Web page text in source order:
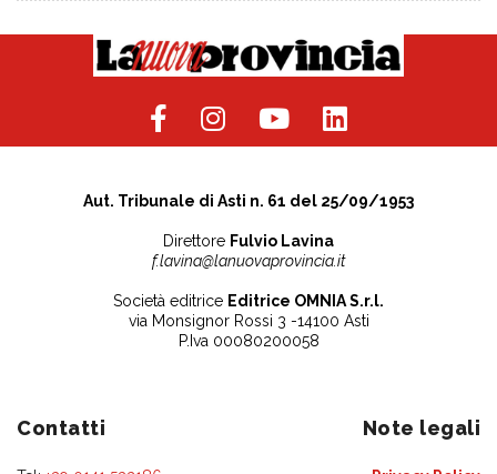
Aut. Tribunale di Asti n. 61 del 25/09/1953
Direttore Fulvio Lavina
f.lavina@lanuovaprovincia.it
Società editrice Editrice OMNIA S.r.l.
via Monsignor Rossi 3 -14100 Asti
P.Iva 00080200058
Contatti Note legali